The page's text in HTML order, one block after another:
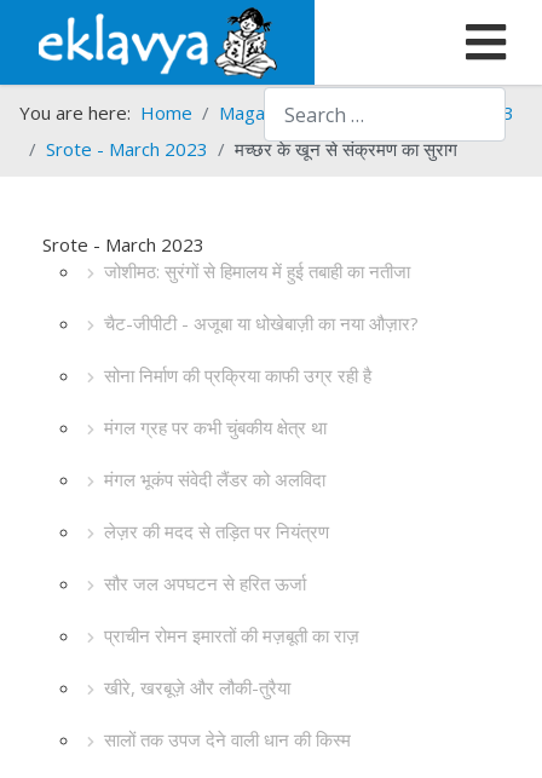
Search
You are here: Home Magazines Srote
Srote - 2023
Srote - March 2023
मच्छर के खून से संक्रमण का सुराग
Srote - March 2023
जोशीमठ: सुरंगों से हिमालय में हुई तबाही का नतीजा
चैट-जीपीटी - अजूबा या धोखेबाज़ी का नया औज़ार?
सोना निर्माण की प्रक्रिया काफी उग्र रही है
मंगल ग्रह पर कभी चुंबकीय क्षेत्र था
मंगल भूकंप संवेदी लैंडर को अलविदा
लेज़र की मदद से तड़ित पर नियंत्रण
सौर जल अपघटन से हरित ऊर्जा
प्राचीन रोमन इमारतों की मज़बूती का राज़
खीरे, खरबूज़े और लौकी-तुरैया
सालों तक उपज देने वाली धान की किस्म